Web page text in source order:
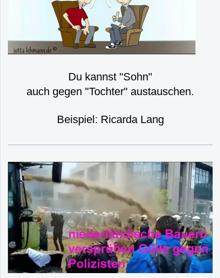
Du kannst "Sohn"
auch gegen "Tochter" austauschen.
Beispiel: Ricarda Lang